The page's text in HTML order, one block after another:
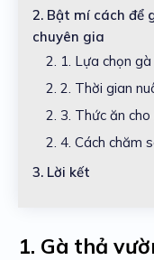
2. Bật mí cách để
chuyên gia
2. 1. Lựa chọn
2. 2. Thời gian
2. 3. Thức ăn cho
2. 4. Cách chăm
3. Lời kết
1. Gà thả